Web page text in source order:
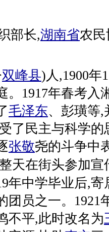
部长,湖南省农
双峰县)人,1900年
。1917年春考入
毛泽东、彭璜等,
了民主与科学
张敬尧的斗争中
天在街头参加
年中学毕业后,
团员之一。1921
不平,此时改名为